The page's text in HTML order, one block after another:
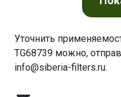
Уточнить
TG68739 можно,
info@siberia-filters.ru.